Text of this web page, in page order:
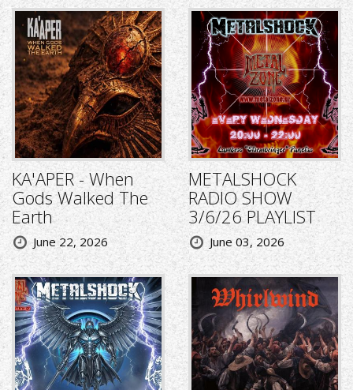
KA'APER - When
Gods Walked The
Earth
June 22, 2026
METALSHOCK
RADIO SHOW
3/6/26 PLAYLIST
June 03, 2026